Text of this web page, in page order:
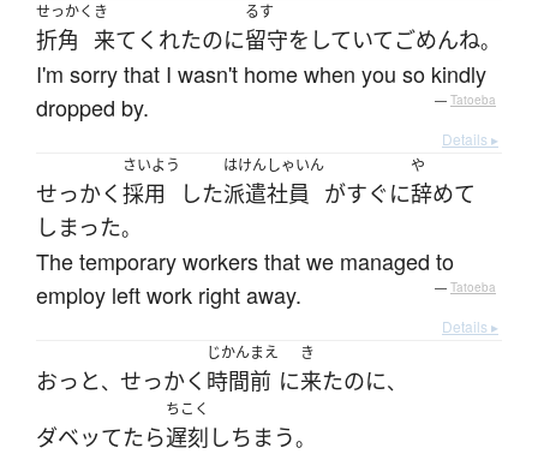
せっかく
折角
き
来て くれたのに
るす
留守を していてごめんね。
I'm sorry that I wasn't home when you so kindly
dropped by.
— Tatoeba
Details ▸
せっかく
さいよう
採用 した
はけんしゃいん
派遣社員 がすぐに
や
辞めて
しまった。
The temporary workers that we managed to
employ left work right away.
— Tatoeba
Details ▸
おっと、 せっかく
じかん
時間
まえ
前 に
き
来たのに、
ダベッてたら
ちこく
遅刻 しちまう。